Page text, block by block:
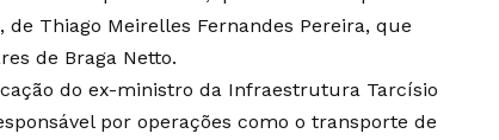
Thiago Meirelles Fernandes Pereira, que
de Braga Netto.
do ex-ministro da Infraestrutura Tarcísio
por operações como o transporte de